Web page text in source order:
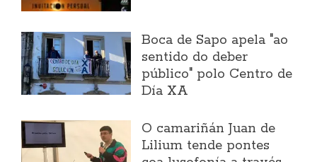
Boca de Sapo apela "ao
sentido do deber
público" polo Centro de
Día XA
O camariñán Juan de
Lilium tende pontes